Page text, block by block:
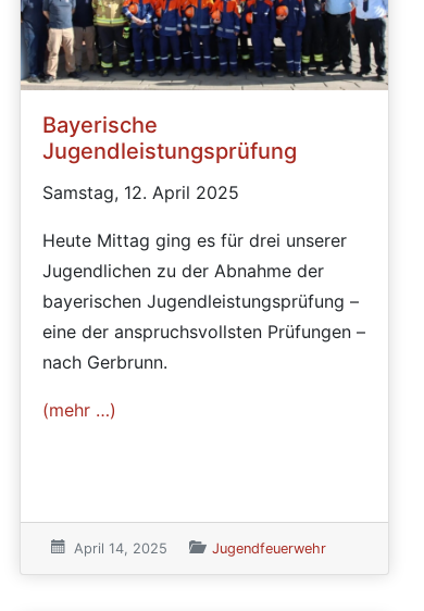
Bayerische
Jugendleistungsprüfung
Samstag, 12. April 2025
Heute Mittag ging es für drei unserer
Jugendlichen zu der Abnahme der
bayerischen Jugendleistungsprüfung –
eine der anspruchsvollsten Prüfungen –
nach Gerbrunn.
(mehr …)
Veröffentlicht am:
April 14, 2025 Veröffentlicht in den Kategorien
Jugendfeuerwehr